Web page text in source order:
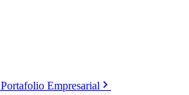
Portafolio Empresarial